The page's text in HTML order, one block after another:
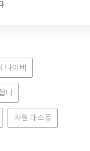
.
다이버
터
차원 대소동